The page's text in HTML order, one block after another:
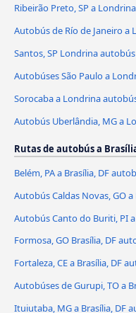
Ribeirão Preto, SP a
Autobús de Río de Janeiro a
Santos, SP Londrina autobús
Autobúses São Paulo a
Sorocaba a Londrina
Autobús Uberlândia, MG a
Rutas de autobús a
Belém, PA a Brasília, DF
Autobús Caldas Novas, GO a
Autobús Canto do Buriti, PI a
Formosa, GO Brasília, DF
Fortaleza, CE a Brasília, DF
Autobúses de Gurupi, TO a
Ituiutaba, MG a Brasília, DF